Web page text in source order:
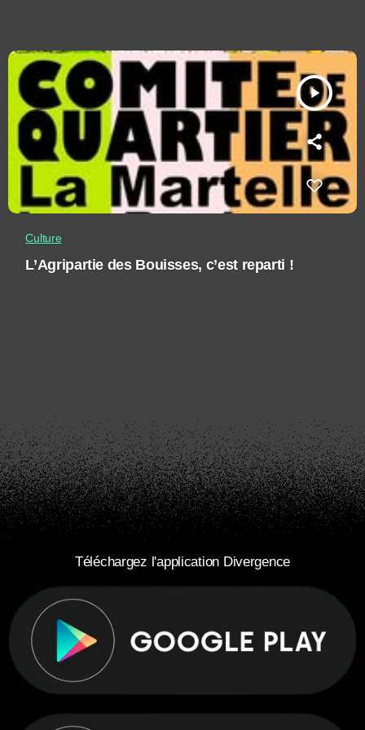
play_arrow
Culture
L’Agripartie des Bouisses, c’est reparti !
Téléchargez l'application Divergence